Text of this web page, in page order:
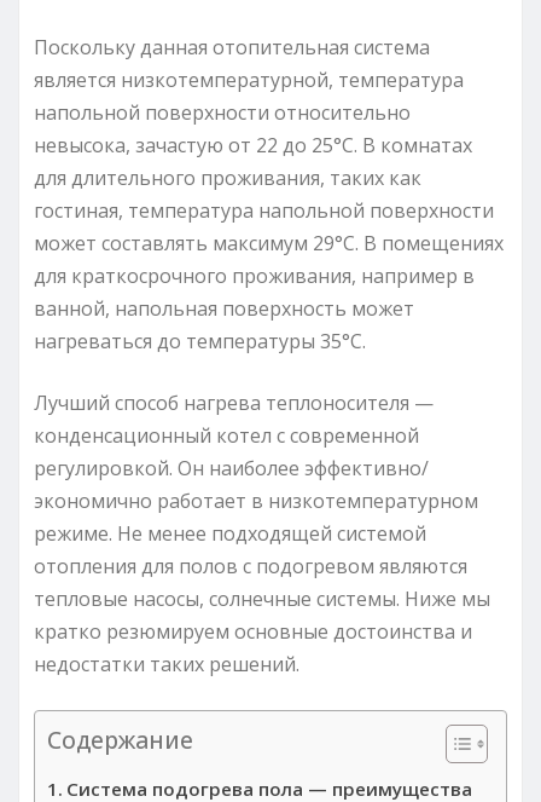
Поскольку данная отопительная система
является низкотемпературной, температура
напольной поверхности относительно
невысока, зачастую от 22 до 25°C. В комнатах
для длительного проживания, таких как
гостиная, температура напольной поверхности
может составлять максимум 29°C. В помещениях
для краткосрочного проживания, например в
ванной, напольная поверхность может
нагреваться до температуры 35°C.
Лучший способ нагрева теплоносителя —
конденсационный котел с современной
регулировкой. Он наиболее эффективно/
экономично работает в низкотемпературном
режиме. Не менее подходящей системой
отопления для полов с подогревом являются
тепловые насосы, солнечные системы. Ниже мы
кратко резюмируем основные достоинства и
недостатки таких решений.
Содержание
Система подогрева пола — преимущества